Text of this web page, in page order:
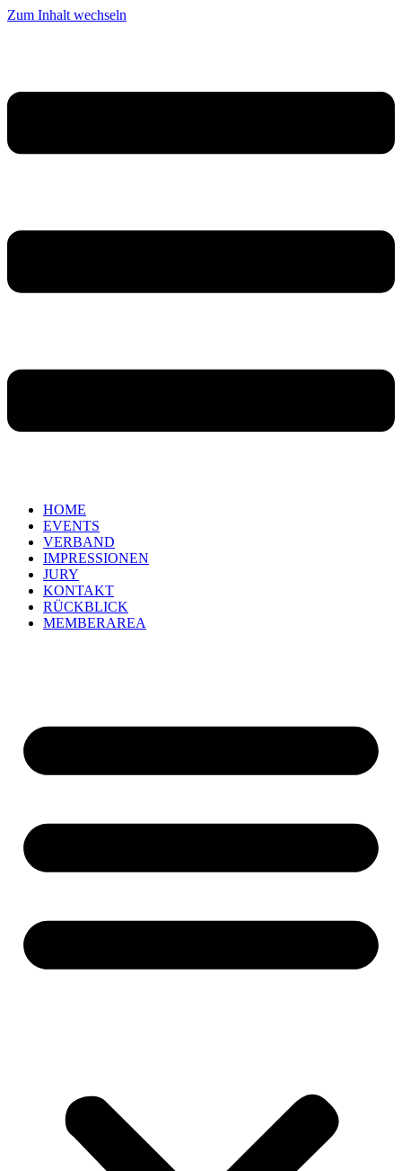
Zum Inhalt wechseln
HOME
EVENTS
VERBAND
IMPRESSIONEN
JURY
KONTAKT
RÜCKBLICK
MEMBERAREA